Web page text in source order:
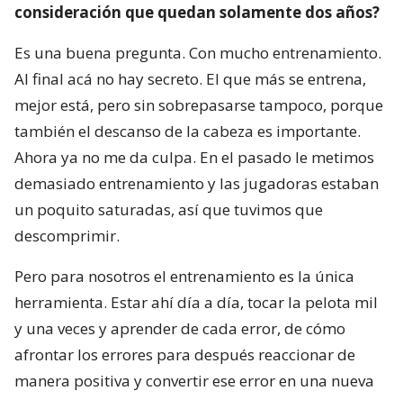
consideración que quedan solamente dos años?
Es una buena pregunta. Con mucho entrenamiento.
Al final acá no hay secreto. El que más se entrena,
mejor está, pero sin sobrepasarse tampoco, porque
también el descanso de la cabeza es importante.
Ahora ya no me da culpa. En el pasado le metimos
demasiado entrenamiento y las jugadoras estaban
un poquito saturadas, así que tuvimos que
descomprimir.
Pero para nosotros el entrenamiento es la única
herramienta. Estar ahí día a día, tocar la pelota mil
y una veces y aprender de cada error, de cómo
afrontar los errores para después reaccionar de
manera positiva y convertir ese error en una nueva